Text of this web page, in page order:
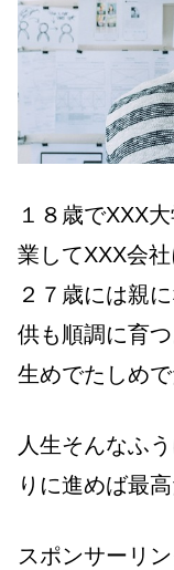
１８歳でXXX
業してXXX会
２７歳には親
供も順調に育
生めでたしめで
人生そんなふ
りに進めば最高
スポンサーリン